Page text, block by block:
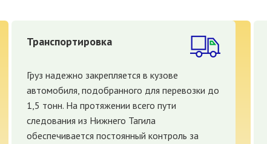
Транспортировка
Груз надежно закрепляется в кузове
автомобиля, подобранного для перевозки до
1,5 тонн. На протяжении всего пути
следования из Нижнего Тагила
обеспечивается постоянный контроль за